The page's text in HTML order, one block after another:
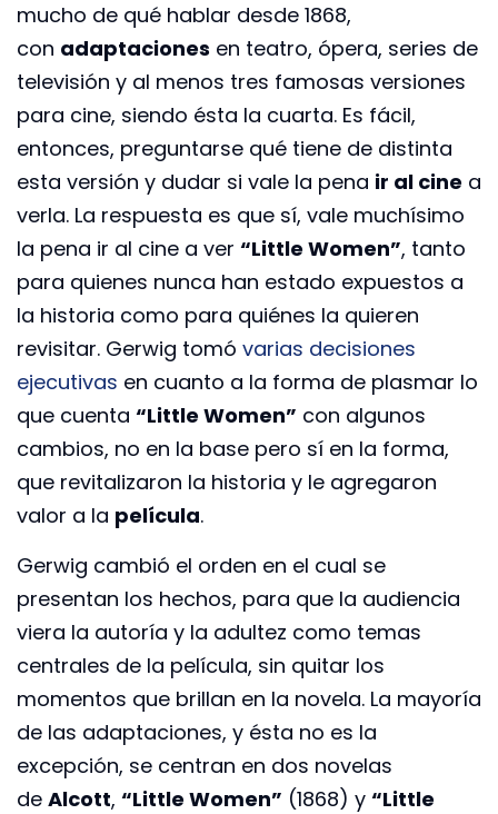
mucho de qué hablar desde 1868,
con adaptaciones en teatro, ópera, series de
televisión y al menos tres famosas versiones
para cine, siendo ésta la cuarta. Es fácil,
entonces, preguntarse qué tiene de distinta
esta versión y dudar si vale la pena ir al cine a
verla. La respuesta es que sí, vale muchísimo
la pena ir al cine a ver “Little Women”, tanto
para quienes nunca han estado expuestos a
la historia como para quiénes la quieren
revisitar. Gerwig tomó varias decisiones
ejecutivas en cuanto a la forma de plasmar lo
que cuenta “Little Women” con algunos
cambios, no en la base pero sí en la forma,
que revitalizaron la historia y le agregaron
valor a la película.
Gerwig cambió el orden en el cual se
presentan los hechos, para que la audiencia
viera la autoría y la adultez como temas
centrales de la película, sin quitar los
momentos que brillan en la novela. La mayoría
de las adaptaciones, y ésta no es la
excepción, se centran en dos novelas
de Alcott, “Little Women” (1868) y “Little